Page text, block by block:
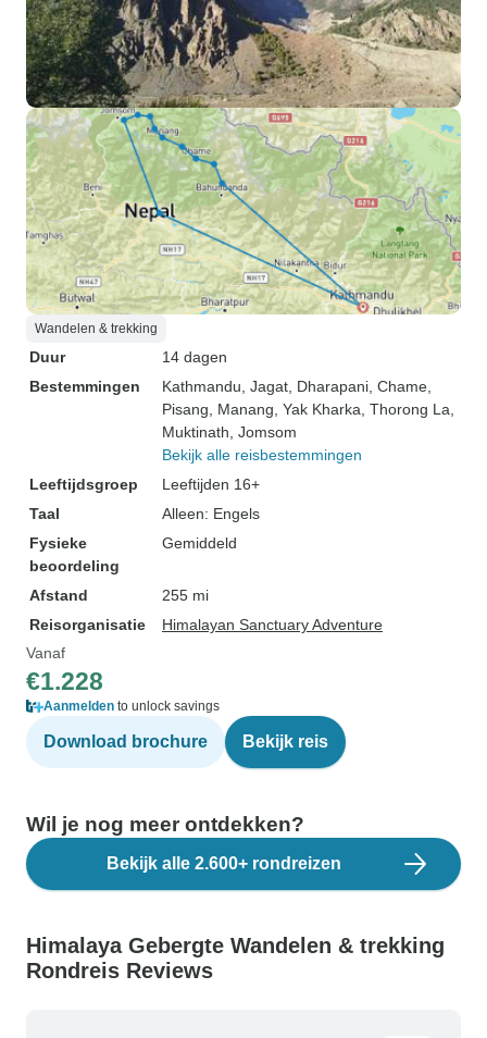
Wandelen & trekking
Duur
14 dagen
Bestemmingen
Kathmandu , Jagat , Dharapani , Chame
Pisang , Manang , Yak Kharka , Thorong La
Muktinath , Jomsom
Bekijk alle reisbestemmingen
Leeftijdsgroep
Leeftijden 16+
Taal
Alleen: Engels
Fysieke
beoordeling
Gemiddeld
Afstand
255 mi
Reisorganisatie
Himalayan Sanctuary Adventure
Vanaf
€1.228
Aanmelden to unlock savings
Download brochure Bekijk reis
Wil je nog meer ontdekken?
Bekijk alle 2.600+ rondreizen
Himalaya Gebergte Wandelen & trekking
Rondreis Reviews